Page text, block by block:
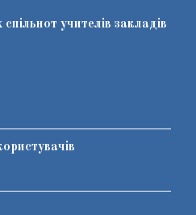
учителів закладів